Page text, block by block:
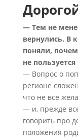
— Тем не
вернулись. В
поняли,
не
— Вопрос о
регионе
что не все
— и, прежде
говорить про
положения